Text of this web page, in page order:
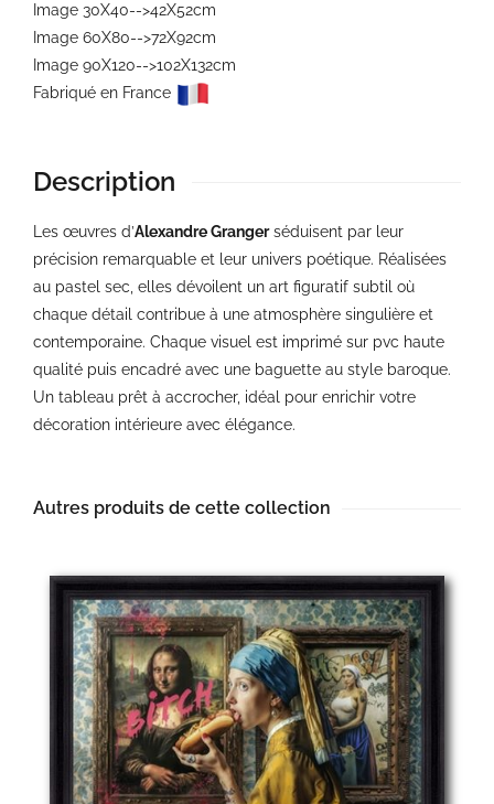
Image 30X40-->42X52cm
Image 60X80-->72X92cm
Image 90X120-->102X132cm
Fabriqué en France
Description
Les œuvres d’Alexandre Grangerséduisent par leur
précision remarquable et leur univers poétique. Réalisées
au pastel sec, elles dévoilent un art figuratif subtil où
chaque détail contribue à une atmosphère singulière et
contemporaine. Chaque visuel est imprimé sur pvc haute
qualité puis encadré avec une baguette au style baroque.
Un tableau prêt à accrocher, idéal pour enrichir votre
décoration intérieure avec élégance.
Autres produits de cette collection